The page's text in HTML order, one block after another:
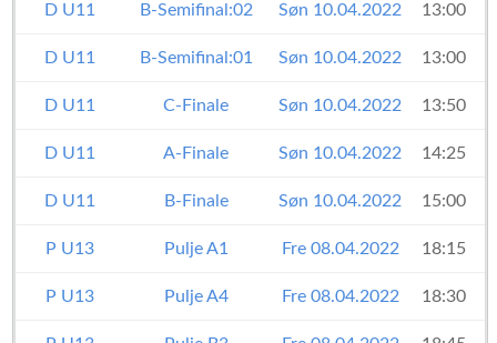
D U11 B-Semifinal:02 Søn 10.04.2022 13:00
D U11 B-Semifinal:01 Søn 10.04.2022 13:00
D U11 C-Finale Søn 10.04.2022 13:50
D U11 A-Finale Søn 10.04.2022 14:25
D U11 B-Finale Søn 10.04.2022 15:00
P U13 Pulje A1 Fre 08.04.2022 18:15
P U13 Pulje A4 Fre 08.04.2022 18:30